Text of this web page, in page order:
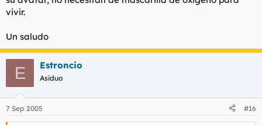
generaciones siguientes.
vivir.
Un saludo
E Estroncio
Asiduo
7 Sep 2005 #16